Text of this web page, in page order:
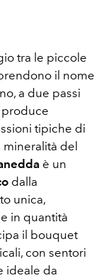
tra le piccole
il nome
a due passi
produce
tipiche di
mineralità del
è un
dalla
unica,
in quantità
il bouquet
con sentori
ideale da